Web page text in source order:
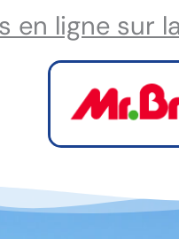
en ligne sur